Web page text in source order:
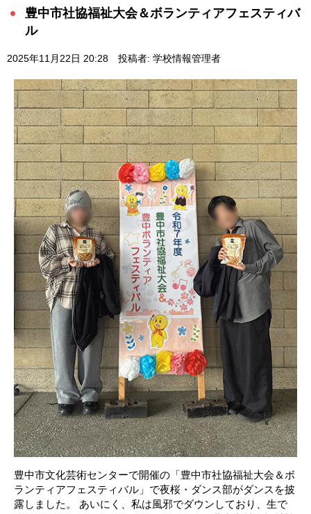
豊中市社協福祉大会＆ボランティアフェスティバ
ル
2025年11月22日 20:28 投稿者: 学校情報管理者
豊中市文化芸術センターで開催の「豊中市社協福祉大会＆ボ
ランティアフェスティバル」で夜桜・ダンス部がダンスを披
露しました。 あいにく、私は風邪でダウンしており、生で